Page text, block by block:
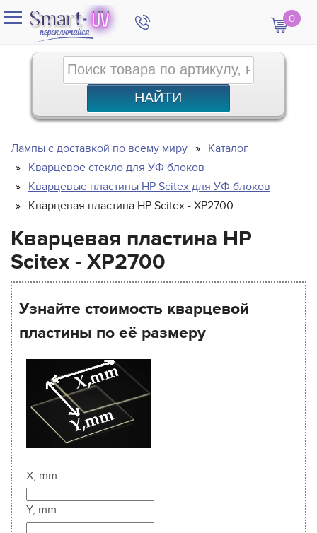
0
Лампы с доставкой по всему миру
Каталог
Кварцевое стекло для УФ блоков
Кварцевые пластины HP Scitex для УФ блоков
Кварцевая пластина HP Scitex - XP2700
Кварцевая пластина HP
Scitex - XP2700
Узнайте стоимость кварцевой
пластины по её размеру
X, mm:
Y, mm: